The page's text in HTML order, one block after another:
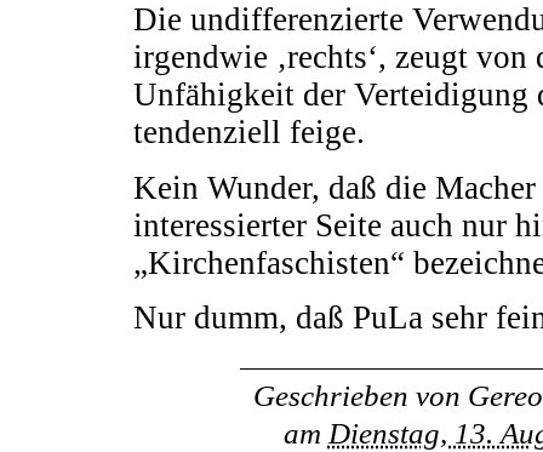
Die undifferenzierte
irgendwie ‚rechts‘, zeugt
Unfähigkeit der Verteidigung
tendenziell feige.
Kein Wunder, daß die
interessierter Seite auch nur
„Kirchenfaschisten“
Nur dumm, daß PuLa sehr
Geschrieben von
am Dienstag, 13.